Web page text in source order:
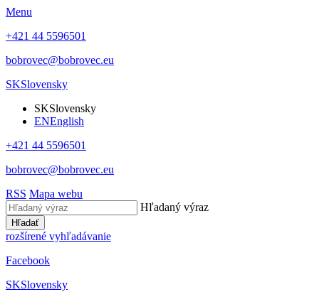
Menu
+421 44 5596501
bobrovec@bobrovec.eu
SKSlovensky
SKSlovensky
ENEnglish
+421 44 5596501
bobrovec@bobrovec.eu
RSS Mapa webu
Hľadaný výraz
Hľadať
rozšírené vyhľadávanie
Facebook
SKSlovensky